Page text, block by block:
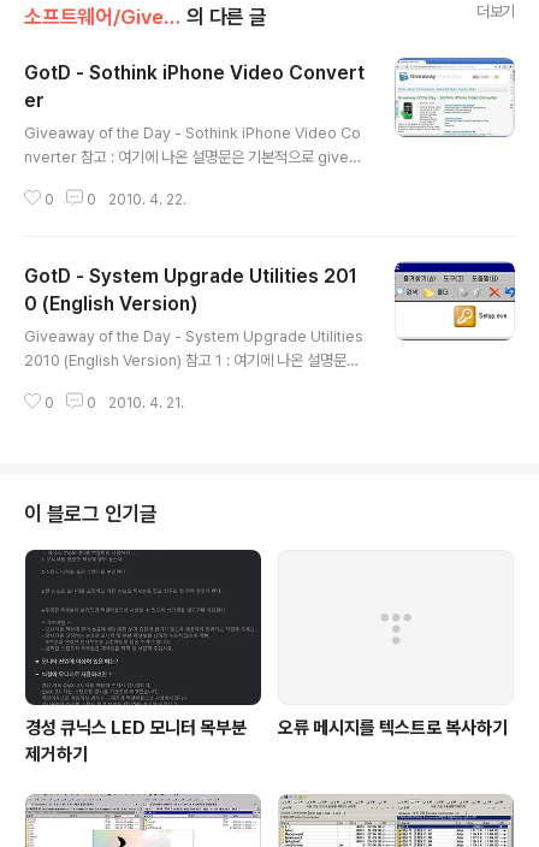
소프트웨어/Giveaway 의 다른 글 더보기
GotD - Sothink iPhone Video Convert
er
Giveaway of the Day - Sothink iPhone Video Co
nverter 참고 : 여기에 나온 설명문은 기본적으로 givea
따라서 이 글을 이용할 때에는 크리에이티브 커먼즈 저작
오. 하루에 하나씩 정품 소프트웨어를 주는 Giveaway of
the Day 홈페이지에서 2010년 4월 22일에 Sothink iP
명 Sothink iPhone Video Converter(소씽크 아이폰
비디오 컨버터) 프로그램은 iPhone/iPod/iPod Tou..
0 0 2010. 4. 22.
GotD - System Upgrade Utilities 201
0 (English Version)
Giveaway of the Day - System Upgrade Utilities
2010 (English Version) 참고 1 : 여기에 나온 설명문은
옮긴 수준입니다. 따라서 이 글을 이용할 때에는 크리에이
습니다. 꼭 필요하지 않다면 설치 과정에서 등록 번호 등의
등록 정보를 얻은 뒤 제거했다가, 나중에 업그레이드 할 때
사용해 보는 것이 더 나을 수도 있음을 알려드립니다. 그게
아니라면 듀얼 부트 기능을 이용하여 설치하여 시험하시기
0 0 2010. 4. 21.
이 블로그 인기글
경성 큐닉스 LED 모니터 목부분
제거하기
오류 메시지를 텍스트로 복사하기